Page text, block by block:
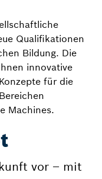
Qualifikationen
Bildung. Die
innovative
für die
Machines.
vor – mit